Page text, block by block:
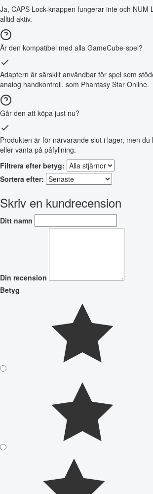
Ja, CAPS Lock-knappen fungerar inte och NUM
alltid aktiv.
Är den kompatibel med alla GameCube-spel?
Adaptern är särskilt användbar för spel som
analog handkontroll, som Phantasy Star Online.
Går den att köpa just nu?
Produkten är för närvarande slut i lager, men
eller vänta på påfyllning.
Filtrera efter betyg:
Sortera efter:
Skriv en kundrecension
Ditt namn
Din recension
Betyg